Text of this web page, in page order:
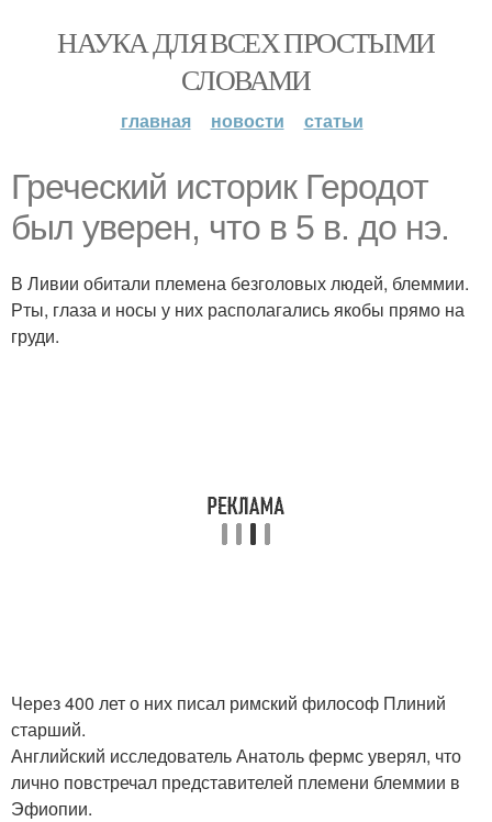
НАУКА ДЛЯ ВСЕХ ПРОСТЫМИ
СЛОВАМИ
главная новости статьи
Греческий историк Геродот
был уверен, что в 5 в. до нэ.
В Ливии обитали племена безголовых людей, блеммии.
Рты, глаза и носы у них располагались якобы прямо на
груди.
Через 400 лет о них писал римский философ Плиний
старший.
Английский исследователь Анатоль фермс уверял, что
лично повстречал представителей племени блеммии в
Эфиопии.